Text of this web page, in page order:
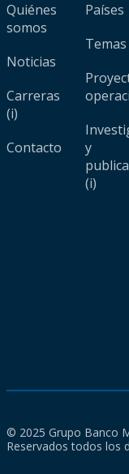
Quiénes
somos
Noticias
Carreras
(i)
Contacto
Países
Temas
y
(i)
© 2025 Grupo Banco
Reservados todos los